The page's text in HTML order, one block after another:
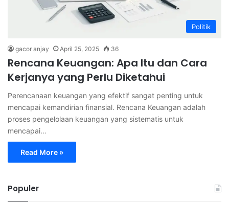
Politik
gacor anjay April 25, 2025 36
Rencana Keuangan: Apa Itu dan Cara
Kerjanya yang Perlu Diketahui
Perencanaan keuangan yang efektif sangat penting untuk
mencapai kemandirian finansial. Rencana Keuangan adalah
proses pengelolaan keuangan yang sistematis untuk
mencapai…
Read More »
Populer